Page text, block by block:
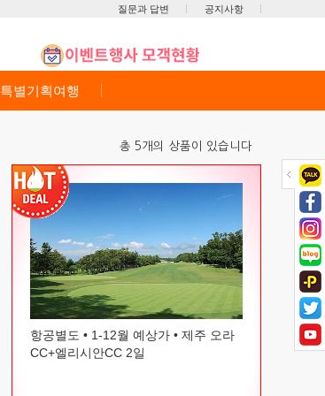
공지사항
질문과 답변
특별기획여행
총 5개의 상품이 있습니다
항공별도 • 1-12월 예상가 • 제주 오라
CC+엘리시안CC 2일